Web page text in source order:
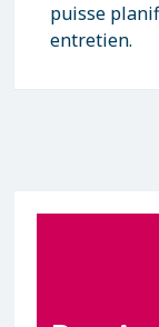
puisse
entretien.